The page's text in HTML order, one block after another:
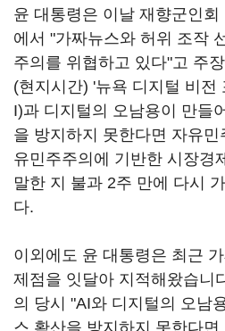
윤 대통령은 이날 재향군인
에서 "가짜뉴스와 허위 조작
주의를 위협하고 있다"고 주
(현지시간) '뉴욕 디지털 비전
I)과 디지털의 오남용이 만들
을 방지하지 못한다면 자유
유민주주의에 기반한 시장경
말한 지 불과 2주 만에 다시
다.
이외에도 윤 대통령은 최근
제점을 잇달아 지적해왔습니
의 당시 "AI와 디지털의 오남
스 확산을 방지하지 못한다